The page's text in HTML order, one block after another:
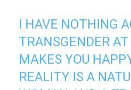
I HAVE NOTHING
TRANSGENDER
MAKES YOU
REALITY IS A